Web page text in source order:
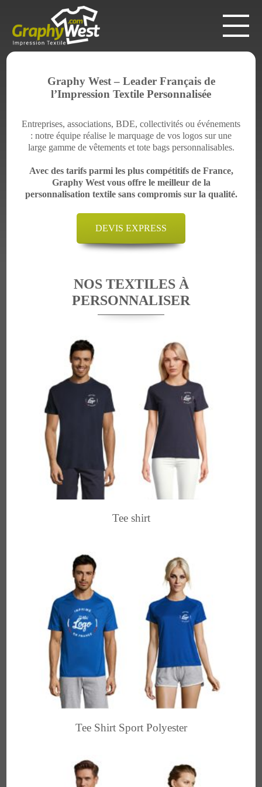
Graphy West – Leader Français de
l’Impression Textile Personnalisée
Entreprises, associations, BDE, collectivités ou événements
: notre équipe réalise le marquage de vos logos sur une
large gamme de vêtements et tote bags personnalisables.
Avec des tarifs parmi les plus compétitifs de France,
Graphy West vous offre le meilleur de la
personnalisation textile sans compromis sur la qualité.
DEVIS EXPRESS
NOS TEXTILES À
PERSONNALISER
Tee shirt
Tee Shirt Sport Polyester